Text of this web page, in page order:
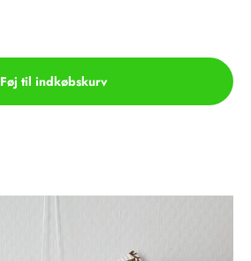
Føj til indkøbskurv